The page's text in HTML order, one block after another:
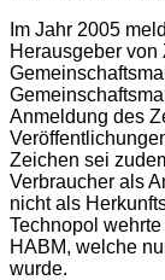
Im Jahr 2005
Herausgeber von
Anmeldung des
Zeichen sei
Verbraucher als
nicht als
Technopol
HABM, welche
wurde.